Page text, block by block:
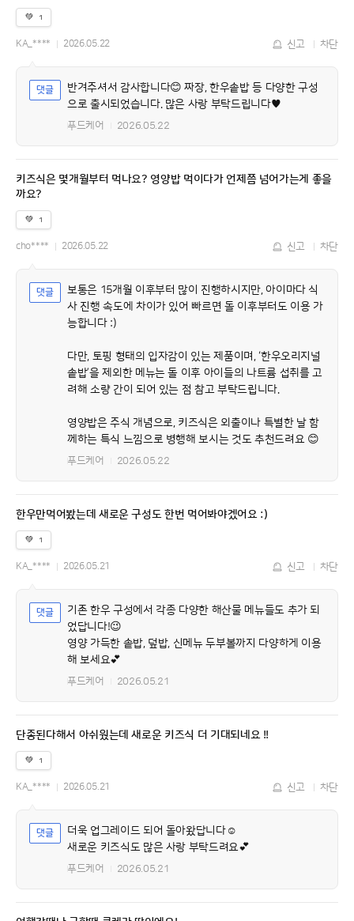
💚 1
KA_**** 2026.05.22 신고 차단
반겨주셔서 감사합니다😊 짜장, 한우솥밥 등 다양한 구성
으로 출시되었습니다. 많은 사랑 부탁드립니다♥️
푸드케어 2026.05.22
키즈식은 몇개월부터 먹나요? 영양밥 먹이다가 언제쯤 넘어가는게 좋을
까요?
💚 1
cho**** 2026.05.22 신고 차단
보통은 15개월 이후부터 많이 진행하시지만, 아이마다 식
사 진행 속도에 차이가 있어 빠르면 돌 이후부터도 이용 가
능합니다 :)
다만, 토핑 형태의 입자감이 있는 제품이며, ‘한우오리지널
솥밥’을 제외한 메뉴는 돌 이후 아이들의 나트륨 섭취를 고
려해 소량 간이 되어 있는 점 참고 부탁드립니다.
영양밥은 주식 개념으로, 키즈식은 외출이나 특별한 날 함
께하는 특식 느낌으로 병행해 보시는 것도 추천드려요 😊
푸드케어 2026.05.22
한우만먹어봤는데 새로운 구성도 한번 먹어봐야겠어요 :)
💚 1
KA_**** 2026.05.21 신고 차단
기존 한우 구성에서 각종 다양한 해산물 메뉴들도 추가 되
었답니다!😉
영양 가득한 솥밥, 덮밥, 신메뉴 두부볼까지 다양하게 이용
해 보세요💕
푸드케어 2026.05.21
단종된다해서 아쉬웠는데 새로운 키즈식 더 기대되네요 !!
💚 1
KA_**** 2026.05.21 신고 차단
더욱 업그레이드 되어 돌아왔답니다☺️
새로운 키즈식도 많은 사랑 부탁드려요💕
푸드케어 2026.05.21